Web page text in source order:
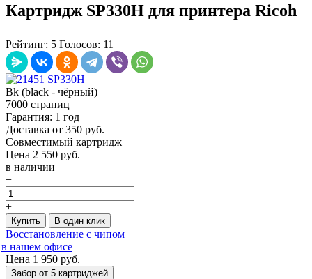
Картридж SP330H для принтера Ricoh
Рейтинг: 5 Голосов: 11
Bk (black - чёрный)
7000 страниц
Гарантия: 1 год
Доставка от 350 руб.
Совместимый картридж
Цена 2 550 руб.
в наличии
−
+
Купить В один клик
Восстановление с чипом
в нашем офисе
Цена 1 950 руб.
Забор от 5 картриджей